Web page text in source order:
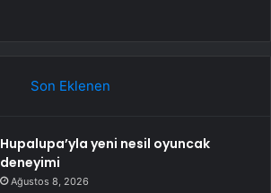
Son Eklenen
Hupalupa’yla yeni nesil oyuncak
deneyimi
Ağustos 8, 2026